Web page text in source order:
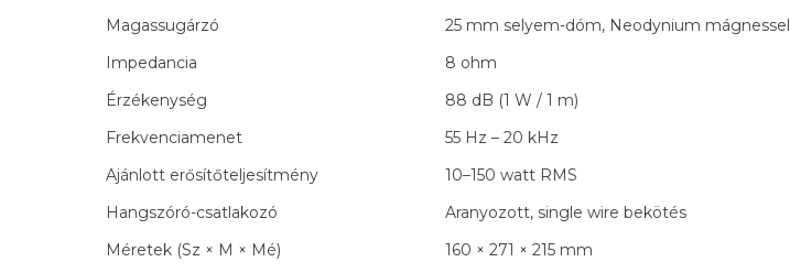
Magassugárzó
25 mm selyem-dóm, Neodynium mágnessel
Impedancia
8 ohm
Érzékenység
88 dB (1 W / 1 m)
Frekvenciamenet
55 Hz – 20 kHz
Ajánlott erősítőteljesítmény
10–150 watt RMS
Hangszóró-csatlakozó
Aranyozott, single wire bekötés
Méretek (Sz × M × Mé)
160 × 271 × 215 mm